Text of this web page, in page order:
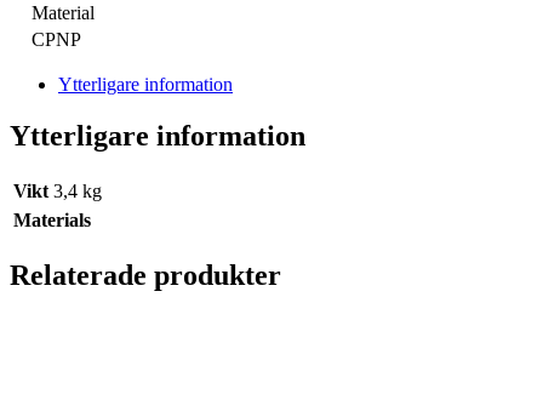
Material
CPNP
Ytterligare information
Ytterligare information
Vikt 3,4 kg
Materials
Relaterade produkter